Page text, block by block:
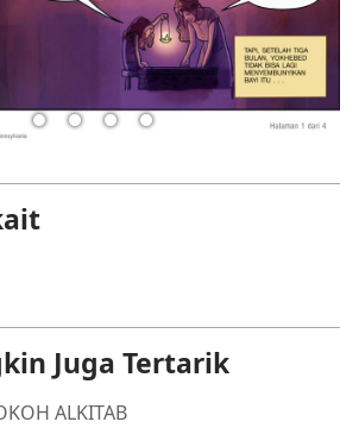
Juga Tertarik
ALKITAB